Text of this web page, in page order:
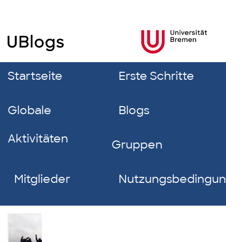
Startseite Erste Schritte
Globale
Aktivitäten
Blogs
Gruppen
Mitglieder